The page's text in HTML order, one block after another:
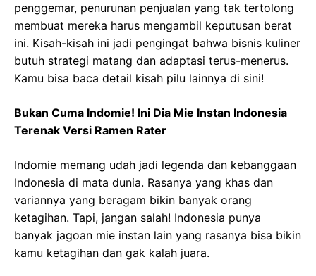
penggemar, penurunan penjualan yang tak tertolong
membuat mereka harus mengambil keputusan berat
ini. Kisah-kisah ini jadi pengingat bahwa bisnis kuliner
butuh strategi matang dan adaptasi terus-menerus.
Kamu bisa baca detail kisah pilu lainnya di sini!
Bukan Cuma Indomie! Ini Dia Mie Instan Indonesia
Terenak Versi Ramen Rater
Indomie memang udah jadi legenda dan kebanggaan
Indonesia di mata dunia. Rasanya yang khas dan
variannya yang beragam bikin banyak orang
ketagihan. Tapi, jangan salah! Indonesia punya
banyak jagoan mie instan lain yang rasanya bisa bikin
kamu ketagihan dan gak kalah juara.